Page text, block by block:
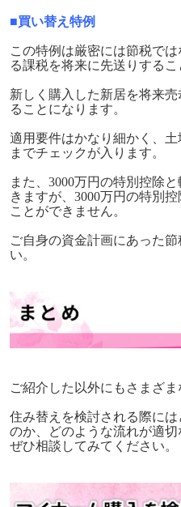
■買い替え特例
この特例は厳密には節税で
る課税を将来に先送りする
新しく購入した新居を将来
ることになります。
適用要件はかなり細かく、
までチェックが入ります。
また、3000万円の特別控除
きますが、3000万円の特別
ことができません。
ご自身の資金計画にあった
い。
ご紹介した以外にもさまざま
住み替えを検討される際に
のか、どのような流れが適
ぜひ相談してみてください。